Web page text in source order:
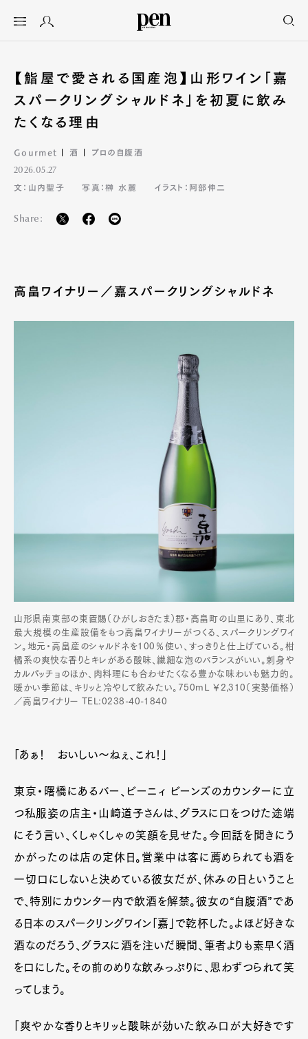
【鮨屋で愛される国産泡】山形ワイン「嘉
スパークリングシャルドネ」を初夏に飲み
たくなる理由
Gourmet 酒 プロの自腹酒
2026.05.27
文：山内聖子
写真：榊 水麗 イラスト：阿部伸二
Share:
高畠ワイナリー／嘉スパークリングシャルドネ
山形県南東部の東置賜（ひがしおきたま）郡・高畠町の山里にあり、東北
最大規模の生産設備をもつ高畠ワイナリーがつくる、スパークリングワイ
ン。地元・高畠産のシャルドネを100％使い、すっきりと仕上げている。柑
橘系の爽快な香りとキレがある酸味、繊細な泡のバランスがいい。刺身や
カルパッチョのほか、肉料理にも合わせたくなる豊かな味わいも魅力的。
暖かい季節は、キリッと冷やして飲みたい。750mL ￥2,310（実勢価格）
／高畠ワイナリー TEL:0238-40-1840
「あぁ！ おいしい〜ねぇ、これ！」
東京・曙橋にあるバー、ビーニィ ビーンズのカウンターに立
つ私服姿の店主・山崎道子さんは、グラスに口をつけた途端
にそう言い、くしゃくしゃの笑顔を見せた。今回話を聞きにう
かがったのは店の定休日。営業中は客に薦められても酒を
一切口にしないと決めている彼女だが、休みの日ということ
で、特別にカウンター内で飲酒を解禁。彼女の“自腹酒”であ
る日本のスパークリングワイン「嘉」で乾杯した。よほど好きな
酒なのだろう、グラスに酒を注いだ瞬間、筆者よりも素早く酒
を口にした。その前のめりな飲みっぷりに、思わずつられて笑
ってしまう。
「爽やかな香りとキリッと酸味が効いた飲み口が大好きです